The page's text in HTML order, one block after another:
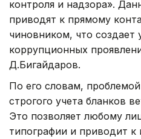
контроля и надзора».
приводят к прямому
чиновником, что создает
коррупционных
Д.Бигайдаров.
По его словам, проблемой
строгого учета бланков
Это позволяет любому
типографии и приводит к